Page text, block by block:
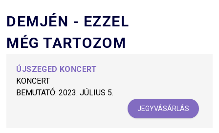
DEMJÉN - EZZEL
MÉG TARTOZOM
ÚJSZEGED KONCERT
KONCERT
BEMUTATÓ: 2023. JÚLIUS 5.
JEGYVÁSÁRLÁS